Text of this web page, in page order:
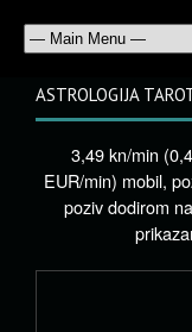
ASTROLOGIJA
3,49 kn/min
EUR/min) mobil,
poziv dodirom